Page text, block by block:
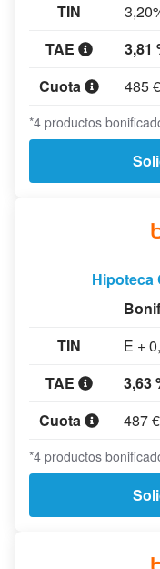
TIN
TAE
3,81
Cuota
485 €
*4 productos
Hipoteca
TIN
E +
TAE
3,63
Cuota
487 €
*4 productos